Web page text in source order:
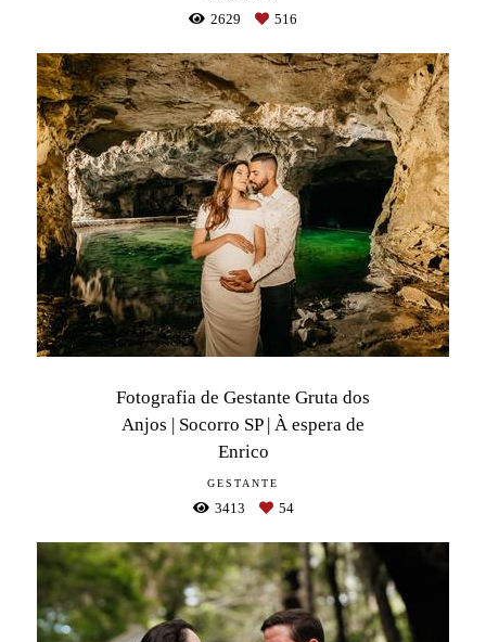
2629 516
Fotografia de Gestante Gruta dos
Anjos | Socorro SP | À espera de
Enrico
GESTANTE
3413 54